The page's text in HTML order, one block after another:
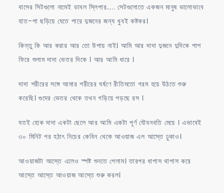
বাসের সিটগুলো নামেই ডাবল স্লিপার….. সেটগুলোতে একজন মানুষ ভালোভাবে
হাত-পা ছড়িয়ে যেতে পারে দুজনের জন্য খুবই কষ্টকর।
কিন্তু কি আর করার আর তো উপায় নাই। আমি আর দাদা দুজনে দুদিকে পাশ
ফিরে শুলাম দাদা ভেতর দিকে । আর আমি ধারে ।
দাদা শরীরের সঙ্গে আমার শরীরের ঘর্ষণে রীতিমতো গরম হয়ে উঠতে শুরু
করেছি। গুদের ভেতর থেকে তখন গড়িয়ে পড়ছে রস ।
যতই হোক দাদা একটা ছেলে আর আমি একটা পূর্ণ যৌবনবতি মেয়ে । এভাবেই
৩০ মিনিট পর হঠাৎ নিচের কেবিন থেকে আওয়াজ এল আস্তে ঢুকাও।
আওয়াজটা আস্তে এলেও স্পষ্ট শুনতে পেলাম। তারপর ধাপাস থাপাস করে
আস্তে আস্তে আওয়াজ আস্তে শুরু করল।